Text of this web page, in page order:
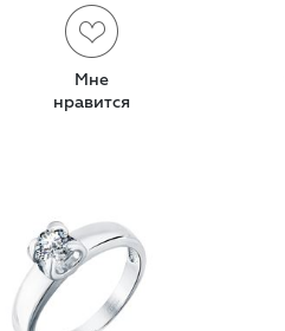
Мне
нравится